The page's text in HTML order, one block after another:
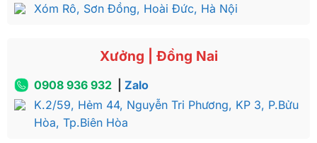
Xóm Rô, Sơn Đồng, Hoài Đức, Hà Nội
Xưởng | Đồng Nai
0908 936 932
Zalo
K.2/59, Hẻm 44, Nguyễn Tri Phương, KP 3, P.Bửu
Hòa, Tp.Biên Hòa